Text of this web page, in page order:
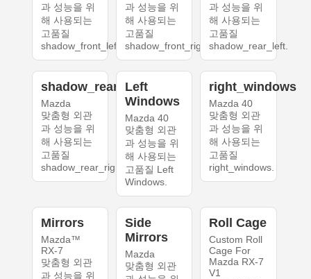
과 성능을 위
해 사용되는
고품질
shadow_front_left.
과 성능을 위
해 사용되는
고품질
shadow_front_right.
과 성능을 위
해 사용되는
고품질
shadow_rear_left.
shadow_rear_right
Mazda
맞춤형 외관
과 성능을 위
해 사용되는
고품질
shadow_rear_right.
Left
Windows
Mazda 40
맞춤형 외관
과 성능을 위
해 사용되는
고품질 Left
Windows.
right_windows
Mazda 40
맞춤형 외관
과 성능을 위
해 사용되는
고품질
right_windows.
Mirrors
Mazda™
RX-7
맞춤형 외관
과 성능을 위
Side
Mirrors
Mazda
맞춤형 외관
Roll Cage
Custom Roll
Cage For
Mazda RX-7
V1